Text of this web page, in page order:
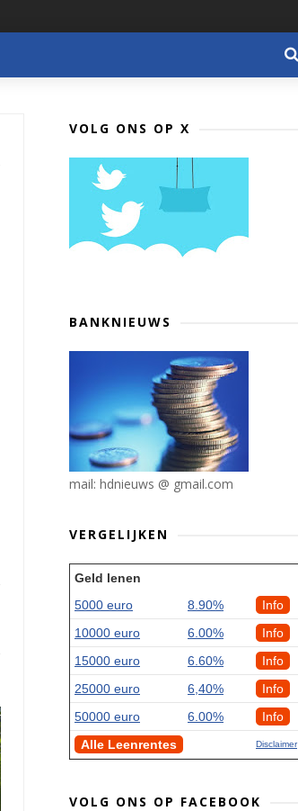
VOLG ONS OP X
BANKNIEUWS
mail: hdnieuws @ gmail.com
VERGELIJKEN
Geld lenen
5000 euro
8.90%
Info
10000 euro
6.00%
Info
15000 euro
6.60%
Info
25000 euro
6,40%
Info
50000 euro
6.00%
Info
Alle Leenrentes
Disclaimer
VOLG ONS OP FACEBOOK